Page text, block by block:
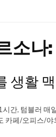
소나:
생활
간, 텀블러 매
카페/오피스/